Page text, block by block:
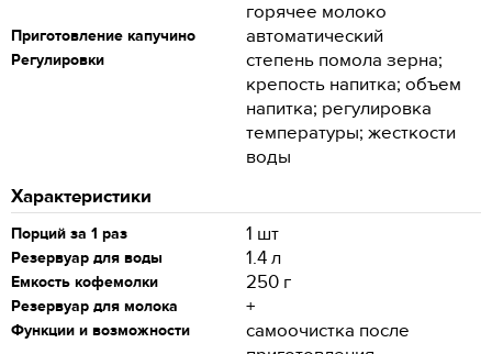
горячее молоко
Приготовление капучино автоматический
Регулировки
степень помола зерна;
крепость напитка; объем
напитка; регулировка
температуры; жесткости
воды
Характеристики
Порций за 1 раз 1 шт
Резервуар для воды 1.4 л
Емкость кофемолки 250 г
Резервуар для молока +
Функции и возможности
самоочистка после